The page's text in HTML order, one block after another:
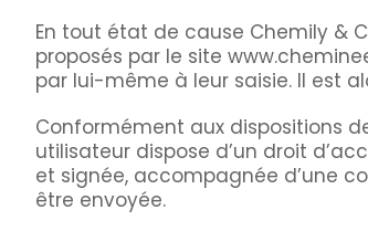
En tout état de cause Chemily &
proposés par le site
par lui-même à leur saisie. Il est
Conformément aux dispositions
utilisateur dispose d’un droit
et signée, accompagnée d’une
être envoyée.